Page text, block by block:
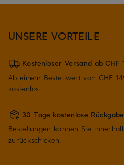
UNSERE VORTEILE
Kostenloser Versand ab CHF
Ab einem Bestellwert von CHF
kostenlos.
30 Tage kostenlose Rückgabe
Bestellungen können Sie
zurückschicken.